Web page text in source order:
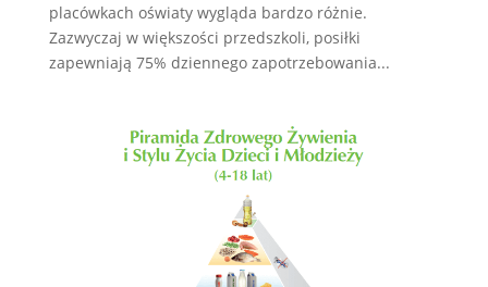
placówkach oświaty wygląda bardzo różnie.
Zazwyczaj w większości przedszkoli, posiłki
zapewniają 75% dziennego zapotrzebowania...